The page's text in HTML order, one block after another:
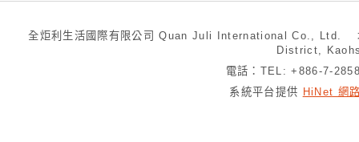
全炬利生活國際有限公司 Quan Juli International Co., Ltd.
District,
電話：TEL: +886-7-
系統平台提供 HiNet 網